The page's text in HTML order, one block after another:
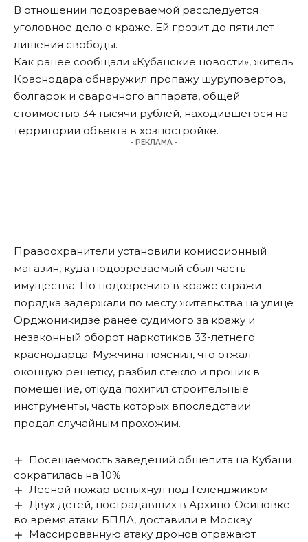
В отношении подозреваемой расследуется
уголовное дело о краже. Ей грозит до пяти лет
лишения свободы.
Как ранее сообщали «Кубанские новости», житель
Краснодара обнаружил пропажу шуруповертов,
болгарок и сварочного аппарата, общей
стоимостью 34 тысячи рублей, находившегося на
территории объекта в хозпостройке.
- РЕКЛАМА -
Правоохранители установили комиссионный
магазин, куда подозреваемый сбыл часть
имущества. По подозрению в краже стражи
порядка задержали по месту жительства на улице
Орджоникидзе ранее судимого за кражу и
незаконный оборот наркотиков 33-летнего
краснодарца. Мужчина пояснил, что отжал
оконную решетку, разбил стекло и проник в
помещение, откуда похитил строительные
инструменты, часть которых впоследствии
продал случайным прохожим.
Посещаемость заведений общепита на Кубани
сократилась на 10%
Лесной пожар вспыхнул под Геленджиком
Двух детей, пострадавших в Архипо-Осиповке
во время атаки БПЛА, доставили в Москву
Массированную атаку дронов отражают